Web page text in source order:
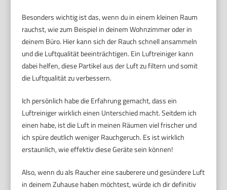
Besonders wichtig ist das, wenn du in einem kleinen Raum
rauchst, wie zum Beispiel in deinem Wohnzimmer oder in
deinem Büro. Hier kann sich der Rauch schnell ansammeln
und die Luftqualität beeinträchtigen. Ein Luftreiniger kann
dabei helfen, diese Partikel aus der Luft zu filtern und somit
die Luftqualität zu verbessern.
Ich persönlich habe die Erfahrung gemacht, dass ein
Luftreiniger wirklich einen Unterschied macht. Seitdem ich
einen habe, ist die Luft in meinen Räumen viel frischer und
ich spüre deutlich weniger Rauchgeruch. Es ist wirklich
erstaunlich, wie effektiv diese Geräte sein können!
Also, wenn du als Raucher eine sauberere und gesündere Luft
in deinem Zuhause haben möchtest, würde ich dir definitiv